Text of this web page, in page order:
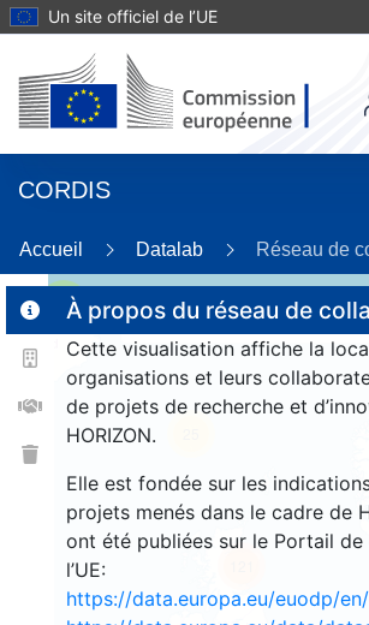
Un site officiel de l’UE
CORDIS
Accueil Datalab Réseau de
À propos du réseau de
Cette visualisation affiche la
organisations et leurs
de projets de recherche et
HORIZON.
Elle est fondée sur les
projets menés dans le cadre de
ont été publiées sur le Portail
l’UE:
https://data.europa.eu/euodp/